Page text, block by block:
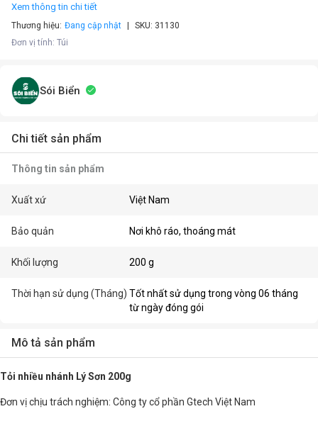
Xem thông tin chi tiết
Thương hiệu: Đang cập nhật SKU: 31130
Đơn vị tính: Túi
Sói Biển
Chi tiết sản phẩm
Thông tin sản phẩm
Xuất xứ Việt Nam
Bảo quản Nơi khô ráo, thoáng mát
Khối lượng 200 g
Thời hạn sử dụng (Tháng) Tốt nhất sử dụng trong vòng 06 tháng
từ ngày đóng gói
Mô tả sản phẩm
Tỏi nhiều nhánh Lý Sơn 200g
Đơn vị chịu trách nghiệm: Công ty cổ phần Gtech Việt Nam